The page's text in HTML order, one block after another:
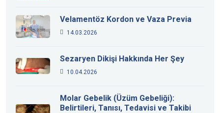
Velamentöz Kordon ve Vaza Previa
14.03.2026
Sezaryen Dikişi Hakkında Her Şey
10.04.2026
Molar Gebelik (Üzüm Gebeliği):
Belirtileri, Tanısı, Tedavisi ve Takibi